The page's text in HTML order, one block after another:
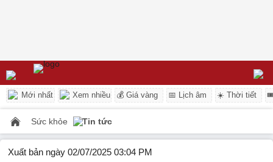
Mới nhất Xem nhiều 💰 Giá vàng 📅 Lịch âm ☀️ Thời tiết
Sức khỏe Tin tức
Xuất bản ngày 02/07/2025 03:04 PM